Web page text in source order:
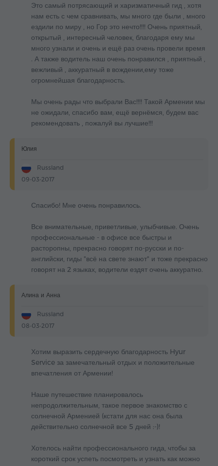
Это самый потрясающий и харизматичный гид , хотя
нам есть с чем сравнивать, мы много где были , много
ездили по миру , но Гор это нечто!!!! Очень приятный,
открытый , интересный человек, благодаря ему мы
много узнали и очень и ещё раз очень провели время
. А также водитель наш очень понравился , приятный ,
вежливый , аккуратный в вождении,ему тоже
огромнейшая благодарность.
Мы очень рады что выбрали Вас!!!! Такой Армении мы
не ожидали, спасибо вам, ещё вернёмся, будем вас
рекомендовать , пожалуй вы лучшие!!!
Юлия
Russland
09-03-2017
Спасибо! Мне очень понравилось.
Все внимательные, приветливые, улыбчивые. Очень
профессиональные - в офисе все быстры и
расторопны, прекрасно говорят по-русски и по-
английски, гиды "всё на свете знают" и тоже прекрасно
говорят на 2 языках, водители ездят очень аккуратно.
Алина и Анна
Russland
08-03-2017
Хотим выразить сердечную благодарность Hyur
Service за замечательный отдых и положительные
впечатления от Армении!
Наше путешествие планировалось
непродолжительным, такое первое знакомство с
солнечной Арменией (кстати для нас она была
действительно солнечной все 5 дней :-)!
Хотелось найти профессионального гида, чтобы за
короткий срок успеть посмотреть и узнать как можно